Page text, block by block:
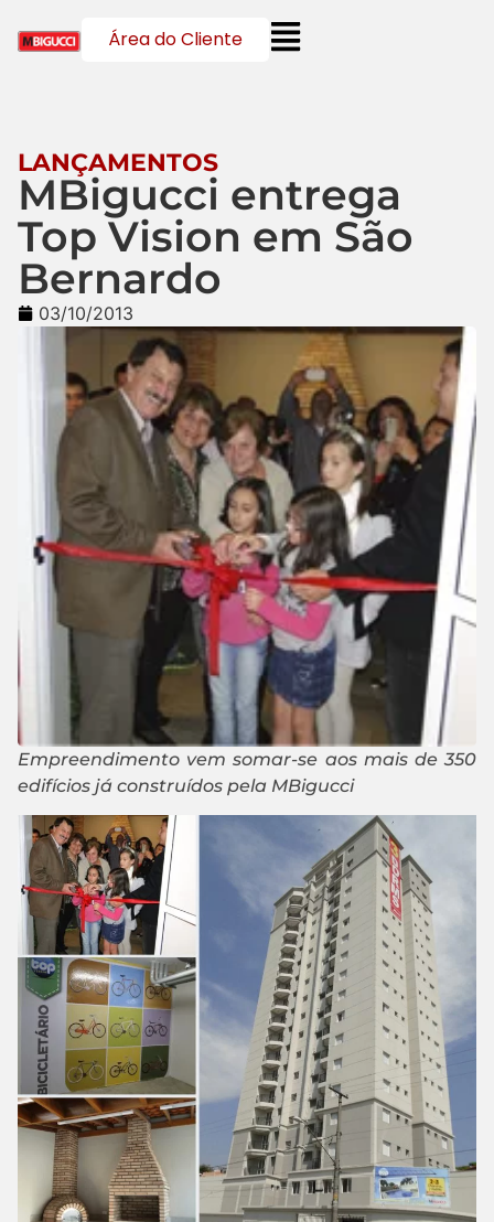
Área do Cliente
LANÇAMENTOS
MBigucci entrega
Top Vision em São
Bernardo
03/10/2013
Empreendimento vem somar-se aos mais de 350
edifícios já construídos pela MBigucci